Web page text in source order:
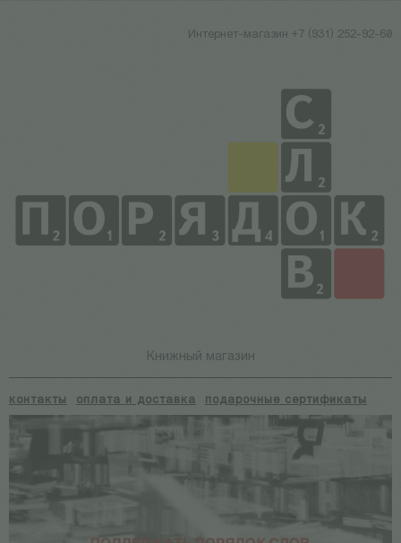
Интернет-магазин +7 (931) 252-92-60
Книжный магазин
контакты оплата и доставка подарочные сертификаты